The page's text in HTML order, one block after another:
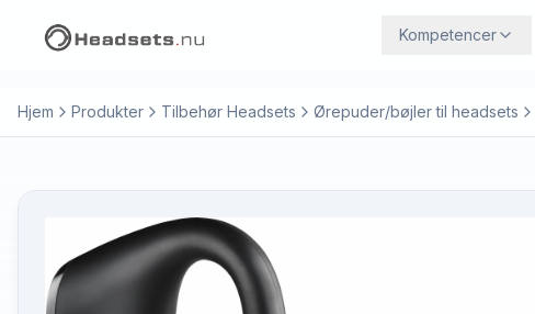
Kompetencer
Hjem Produkter Tilbehør Headsets Ørepuder/bøjler til headsets